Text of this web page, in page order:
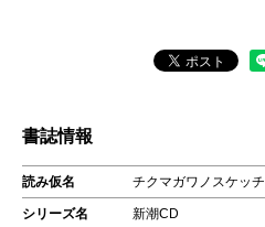
書誌情報
読み仮名 チクマガワノスケッチ
シリーズ名 新潮CD